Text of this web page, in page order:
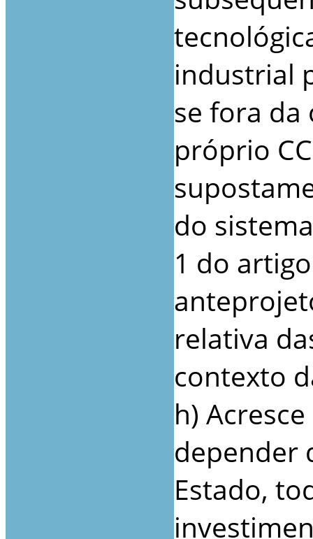
industrial
se fora
próprio
do
1 do
relativa
contexto
h)
depender
Estado,